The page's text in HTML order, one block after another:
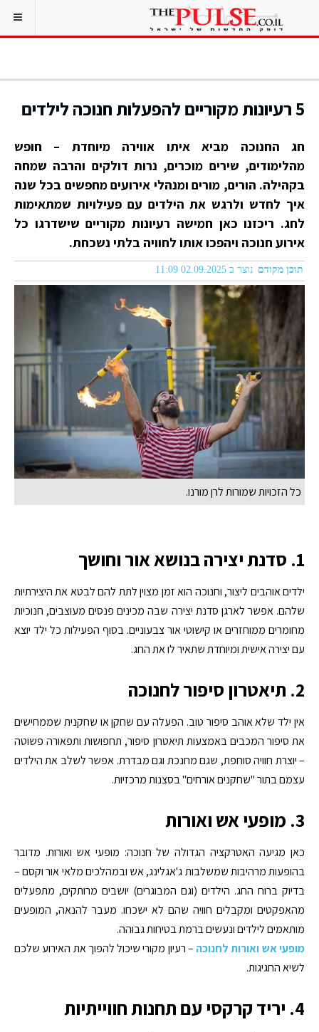
5 רעיונות מקוריים להפעלות חנוכה לילדים
חג החנוכה מביא איתו אווירה מיוחדת – חופש
מהלימודים, שירים מוכרים, נרות דולקים והרבה שמחה
בקהילה. הורים, מורים ומנהלי אירועים מחפשים בכל שנה
איך לחדש ולרגש את הילדים עם פעילויות שמתאימות
לחג. ריכזנו כאן חמישה רעיונות מקוריים שישדרגו כל
אירוע חנוכה ויהפכו אותו לחוויה בלתי נשכחת.
תוכן מקודם נוצר ב 02.09.2025 11:09
כל הזכויות שמורות לרן מורנו.
1. סדנת יצירה בנושא אור וחושך
ילדים אוהבים ליצור, וחנוכה הוא זמן מצוין לתת להם לבטא את היצירתיות
שלהם. אפשר לארגן סדנת יצירה שבה מכינים פנסים מעוצבים, חנוכיות
מחומרים ממוחזרים או קישוטי אור צבעוניים. בסוף הפעילות כל ילד יוצא
עם יצירה אישית ומיוחדת שתאיר לו את החג.
2. תיאטרון סיפור לחנוכה
אין ילד שלא אוהב סיפור טוב. הפעלה עם שחקן או שחקנית שממחישים
את סיפור המכבים באמצעות תיאטרון סיפור, תחפושות ותפאורה פשוטה
– יוצרת חוויה סוחפת, שגם מחנכת וגם מבדרת. אפשר לשלב את הילדים
עצמם בתור "שחקנים אורחים" בסצנות מרכזיות.
3. מופעי אש ואורות
כאן מגיעה האטרקציה הגדולה של חנוכה: מופעי אש ואורות. מדובר
בהופעות מרהיבות שמשלבות ג'אגלינג, אש ובמהלכים מלאי אור וקסם –
בדיוק ברוח החג. הילדים (וגם המבוגרים) יושבים מרותקים, מתפעלים
מהאפקטים ומקבלים חוויה שהם לא ישכחו. מעבר להנאה, המופעים
מותאמים לילדים ונעשים ברמת בטיחות גבוהה.
מופעי אש ואורות לחנוכה – רעיון מקורי שיכול להפוך את האירוע שלכם
לשיא החגיגות.
4. יריד קרקסי עם תחנות חווייתיות